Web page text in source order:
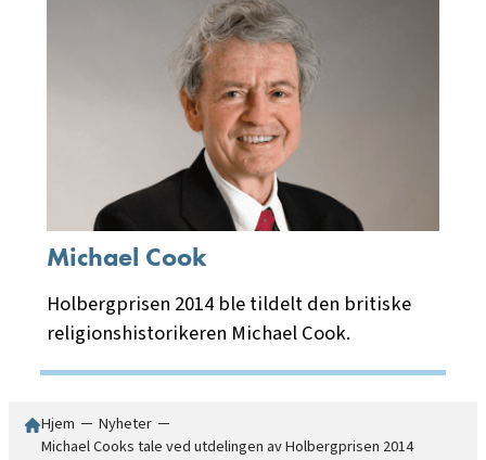
Michael Cook
Holbergprisen 2014 ble tildelt den britiske
religionshistorikeren Michael Cook.
Hjem ─ Nyheter ─
Michael Cooks tale ved utdelingen av Holbergprisen 2014